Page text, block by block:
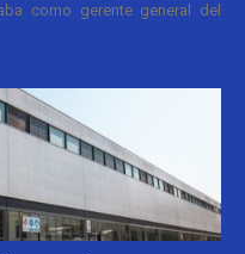
como gerente general del